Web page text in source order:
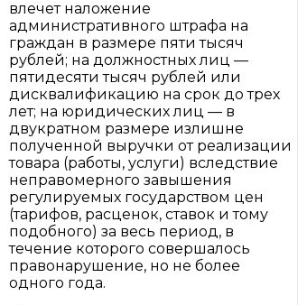
влечет наложение
административного штрафа на
граждан в размере пяти тысяч
рублей; на должностных лиц —
пятидесяти тысяч рублей или
дисквалификацию на срок до трех
лет; на юридических лиц — в
двукратном размере излишне
полученной выручки от реализации
товара (работы, услуги) вследствие
неправомерного завышения
регулируемых государством цен
(тарифов, расценок, ставок и тому
подобного) за весь период, в
течение которого совершалось
правонарушение, но не более
одного года.